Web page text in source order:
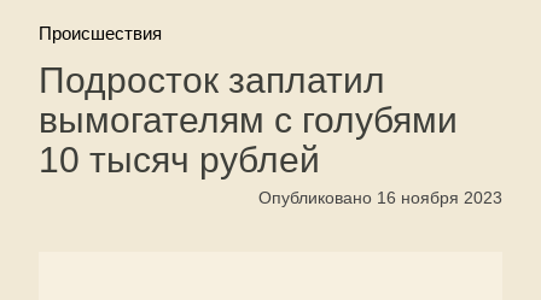
Происшествия
Подросток заплатил
вымогателям с голубями
10 тысяч рублей
Опубликовано 16 ноября 2023